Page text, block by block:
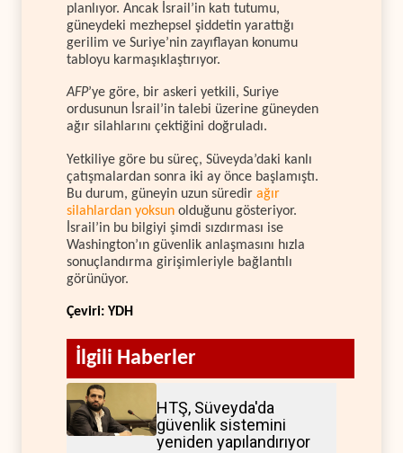
planlıyor. Ancak İsrail’in katı tutumu,
güneydeki mezhepsel şiddetin yarattığı
gerilim ve Suriye’nin zayıflayan konumu
tabloyu karmaşıklaştırıyor.
AFP’ye göre, bir askeri yetkili, Suriye
ordusunun İsrail’in talebi üzerine güneyden
ağır silahlarını çektiğini doğruladı.
Yetkiliye göre bu süreç, Süveyda’daki kanlı
çatışmalardan sonra iki ay önce başlamıştı.
Bu durum, güneyin uzun süredir ağır
silahlardan yoksun olduğunu gösteriyor.
İsrail’in bu bilgiyi şimdi sızdırması ise
Washington’ın güvenlik anlaşmasını hızla
sonuçlandırma girişimleriyle bağlantılı
görünüyor.
Çeviri: YDH
İlgili Haberler
HTŞ, Süveyda'da
güvenlik sistemini
yeniden yapılandırıyor